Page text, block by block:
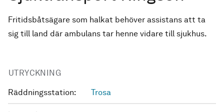
Fritidsbåtsägare som halkat behöver assistans att ta
sig till land där ambulans tar henne vidare till sjukhus.
UTRYCKNING
Räddningsstation: Trosa